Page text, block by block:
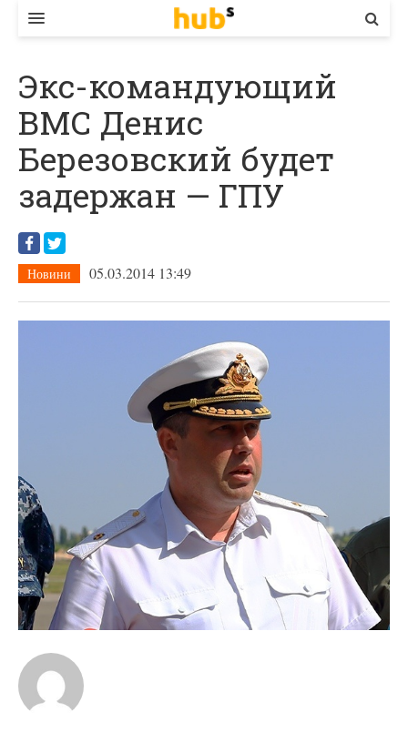
ЕКОНОМІКА
БІЗНЕС
СТАРТЕР
КОНТАКТИ
Экс-командующий
ВМС Денис
Березовский будет
задержан — ГПУ
Новини 05.03.2014 13:49